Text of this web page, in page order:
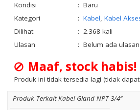
Kondisi
: Baru
Kategori
: Kabel Kabel
Dilihat
: 2.368 kali
Ulasan
: Belum ada ulasan
Maaf, stock habis!
Produk ini tidak tersedia lagi (tidak
Produk Terkait Kabel Gland NPT 3/4″